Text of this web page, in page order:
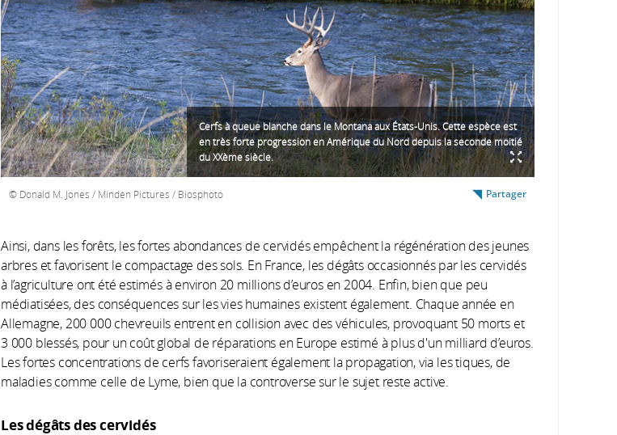
Cerfs à queue blanche dans le Montana aux États-Unis. Cette espèce est
en très forte progression en Amérique du Nord depuis la seconde moitié
du XXème siècle.
Donald M. Jones / Minden Pictures / Biosphoto Partager
Ainsi, dans les forêts, les fortes abondances de cervidés empêchent la régénération des jeunes
arbres et favorisent le compactage des sols. En France, les dégâts occasionnés par les cervidés
à l’agriculture ont été estimés à environ 20 millions d’euros en 2004. Enfin, bien que peu
médiatisées, des conséquences sur les vies humaines existent également. Chaque année en
Allemagne, 200 000 chevreuils entrent en collision avec des véhicules, provoquant 50 morts et
3 000 blessés, pour un coût global de réparations en Europe estimé à plus d'un milliard d’euros.
Les fortes concentrations de cerfs favoriseraient également la propagation, via les tiques, de
maladies comme celle de Lyme, bien que la controverse sur le sujet reste active.
Les dégâts des cervidés